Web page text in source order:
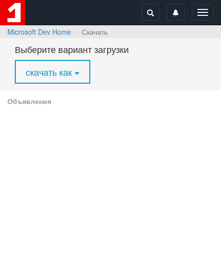
Microsoft Dev Home
Скачать
Выберите вариант загрузки
скачать как
Объявления